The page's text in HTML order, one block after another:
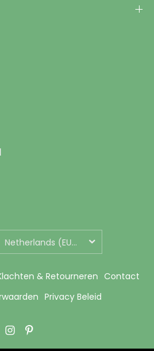
COUNTRY/REGION
& Retourneren Contact
Privacy Beleid